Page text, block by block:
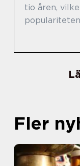
tio åren,
Fler